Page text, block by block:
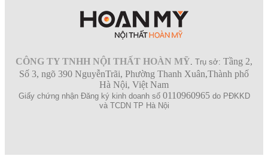
CÔNG TY TNHH NỘI THẤT HOÀN MỸ. Trụ sở: Tầng 2,
Số 3, ngõ 390 NguyễnTrãi, Phường Thanh Xuân,Thành phố
Hà Nội, Việt Nam
Giấy chứng nhận Đăng ký kinh doanh số 0110960965do PĐKKD
và TCDN TP Hà Nội